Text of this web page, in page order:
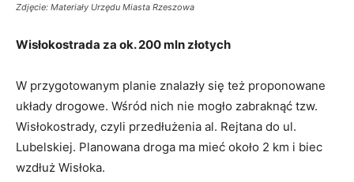
Zdjęcie: Materiały Urzędu Miasta Rzeszowa
Wisłokostrada za ok. 200 mln złotych
W przygotowanym planie znalazły się też proponowane
układy drogowe. Wśród nich nie mogło zabraknąć tzw.
Wisłokostrady, czyli przedłużenia al. Rejtana do ul.
Lubelskiej. Planowana droga ma mieć około 2 km i biec
wzdłuż Wisłoka.